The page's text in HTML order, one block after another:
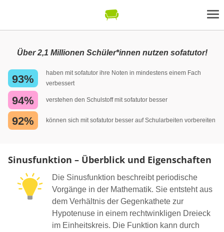
Über 2,1 Millionen Schüler*innen nutzen sofatutor!
93%
haben mit sofatutor ihre Noten in mindestens einem Fach
verbessert
94% verstehen den Schulstoff mit sofatutor besser
92% können sich mit sofatutor besser auf Schularbeiten vorbereiten
Sinusfunktion – Überblick und Eigenschaften
Die Sinusfunktion beschreibt periodische
Vorgänge in der Mathematik. Sie entsteht aus
dem Verhältnis der Gegenkathete zur
Hypotenuse in einem rechtwinkligen Dreieck
im Einheitskreis. Die Funktion kann durch